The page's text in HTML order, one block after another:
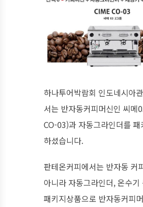
하나투어박람회 인도네시아
서는 반자동커피머신인 씨메
CO-03)과 자동그라인더를 패
하셨습니다.
판테온커피에서는 반자동 커
아니라 자동그라인더, 온수기
패키지상품으로 반자동커피